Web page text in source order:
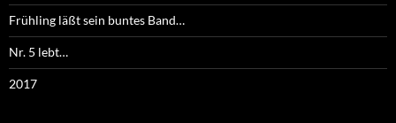
Frühling läßt sein buntes Band…
Nr. 5 lebt…
2017